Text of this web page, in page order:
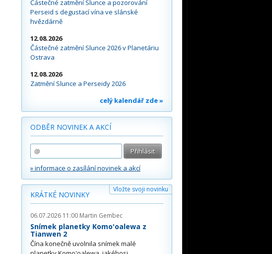
Částečné zatmění Slunce a pozorování
Perseid s degustací vína ve slánské
hvězdárně
12.08.2026
Částečné zatmění Slunce 2026 v Planetáriu
Ostrava
12.08.2026
Zatmění Slunce a Perseidy 2026
celý kalendář zde »
ODBĚR NOVINEK A AKCÍ
» informace o zasílání novinek a akcí
Vložte svoji novinku
KRÁTKÉ NOVINKY
06.07.2026 11:00 Martin Gembec
Snímek planetky Komo'oalewa z
Tianwen 2
Čína konečně uvolnila snímek malé